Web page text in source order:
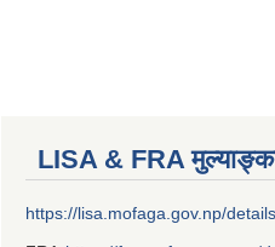
LISA & FRA
https://lisa.mofaga.gov.np/